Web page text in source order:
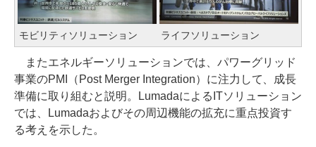
モビリティソリューション ライフソリューション
またエネルギーソリューションでは、パワーグリッド
事業のPMI（Post Merger Integration）に注力して、成長
準備に取り組むと説明。LumadaによるITソリューション
では、Lumadaおよびその周辺機能の拡充に重点投資す
る考えを示した。